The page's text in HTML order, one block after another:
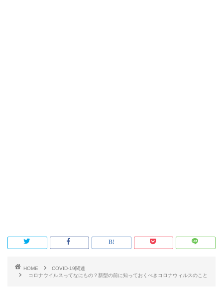
HOME
COVID-19関連
コロナウイルスってなにもの？新型の前に知っておくべきコロナウィルスのこと